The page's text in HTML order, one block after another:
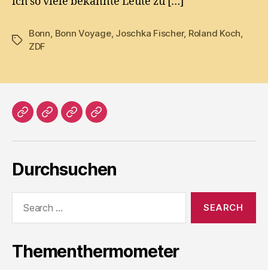
Tags
Bonn Bonn Voyage, Joschka Fischer, Roland Koch
ZDF
HomeLiteratur
ProsaImpressum
Durchsuchen
Thementhermometer